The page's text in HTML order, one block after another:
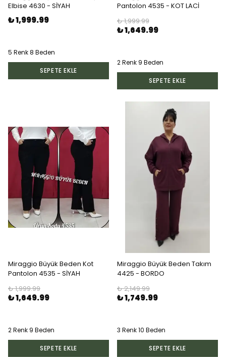
Elbise 4630 - SİYAH
₺ 1,999.99
5 Renk 8 Beden
SEPETE EKLE
Pantolon 4535 - KOT LACİ
₺ 1,999.99
₺ 1,649.99
2 Renk 9 Beden
SEPETE EKLE
Miraggio Büyük Beden Kot
Pantolon 4535 - SİYAH
₺ 1,999.99
₺ 1,649.99
2 Renk 9 Beden
SEPETE EKLE
Miraggio Büyük Beden Takım
4425 - BORDO
₺ 2,149.99
₺ 1,749.99
3 Renk 10 Beden
SEPETE EKLE